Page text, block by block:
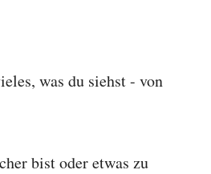
was du siehst - von
bist oder etwas zu